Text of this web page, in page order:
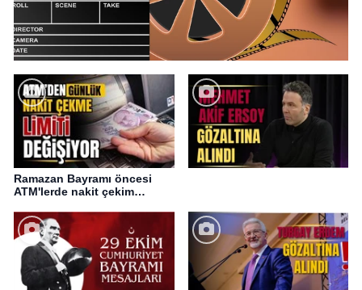
Ramazan Bayramı öncesi
ATM'lerde nakit çekim